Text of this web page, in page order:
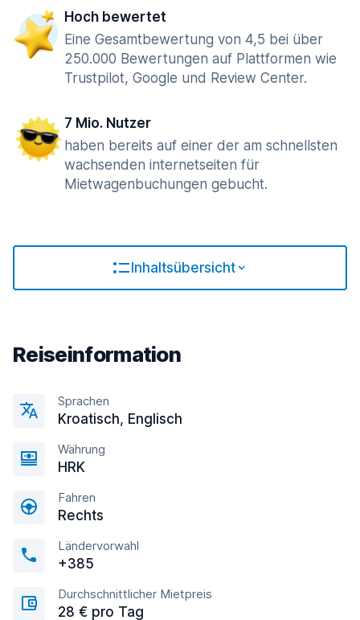
Hoch bewertet
Eine Gesamtbewertung von 4,5 bei über
250.000 Bewertungen auf Plattformen wie
Trustpilot, Google und Review Center.
7 Mio. Nutzer
haben bereits auf einer der am schnellsten
wachsenden internetseiten für
Mietwagenbuchungen gebucht.
Inhaltsübersicht
Reiseinformation
Sprachen
Kroatisch, Englisсh
Währung
HRK
Fahren
Rechts
Ländervorwahl
+385
Durchschnittlicher Mietpreis
28 € pro Tag